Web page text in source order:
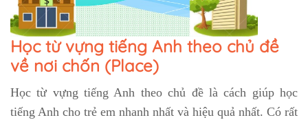
Học từ vựng tiếng Anh theo chủ đề
về nơi chốn (Place)
Học từ vựng tiếng Anh theo chủ đề là cách giúp học
tiếng Anh cho trẻ em nhanh nhất và hiệu quả nhất. Có rất